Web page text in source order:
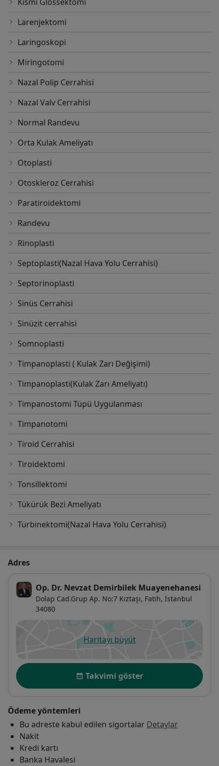
Kısmi Glossektomi
Larenjektomi
Laringoskopi
Miringotomi
Nazal Polip Cerrahisi
Nazal Valv Cerrahisi
Normal Randevu
Orta Kulak Ameliyatı
Otoplasti
Otoskleroz Cerrahisi
Paratiroidektomi
Randevu
Rinoplasti
Septoplasti(Nazal Hava Yolu Cerrahisi)
Septorinoplasti
Sinüs Cerrahisi
Sinüzit cerrahisi
Somnoplasti
Timpanoplasti ( Kulak Zarı Değişimi)
Timpanoplasti(Kulak Zarı Ameliyatı)
Timpanostomi Tüpü Uygulanması
Timpanotomi
Tiroid Cerrahisi
Tiroidektomi
Tonsillektomi
Tükürük Bezi Ameliyatı
Türbinektomi(Nazal Hava Yolu Cerrahisi)
Adres
Op. Dr. Nevzat Demirbilek Muayenehanesi
Dolap Cad.Grup Ap. No:7 Kıztaşı, Fatih, İstanbul
34080
Haritayı büyütyeni bir sekmede açılır
Uygunluk
Takvimi göster
Ödeme yöntemleri
Bu adreste kabul edilen sigortalar Detaylar
Nakit
Kredi kartı
Banka Havalesi